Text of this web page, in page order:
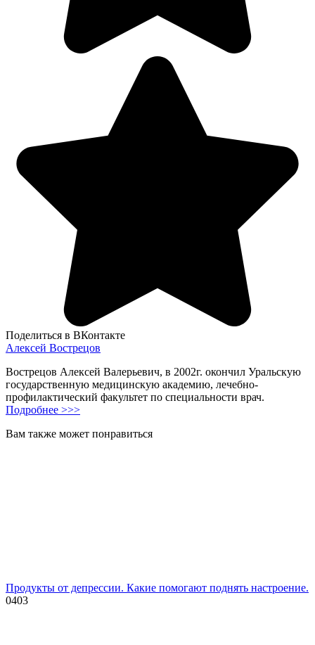
Поделиться в ВКонтакте
Алексей Вострецов
Вострецов Алексей Валерьевич, в 2002г. окончил Уральскую
государственную медицинскую академию, лечебно-
профилактический факультет по специальности врач.
Подробнее >>>
Вам также может понравиться
Продукты от депрессии. Какие помогают поднять настроение.
0403